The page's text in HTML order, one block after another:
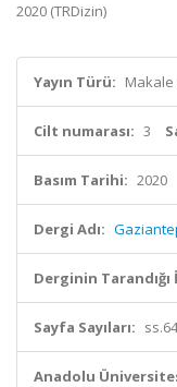
2020 (TRDizin)
Yayın Türü: Makale
Cilt numarası: 3
Basım Tarihi: 2020
Dergi Adı:
Derginin
Sayfa Sayıları:
Anadolu